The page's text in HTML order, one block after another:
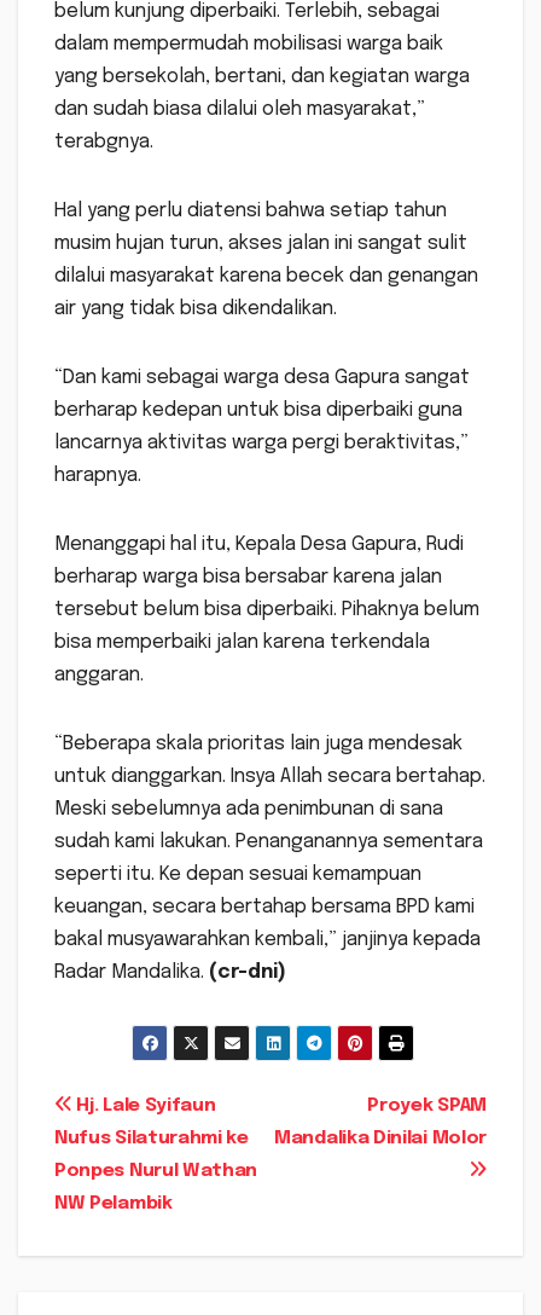
belum kunjung diperbaiki. Terlebih, sebagai
dalam mempermudah mobilisasi warga baik
yang bersekolah, bertani, dan kegiatan warga
dan sudah biasa dilalui oleh masyarakat,”
terabgnya.
Hal yang perlu diatensi bahwa setiap tahun
musim hujan turun, akses jalan ini sangat sulit
dilalui masyarakat karena becek dan genangan
air yang tidak bisa dikendalikan.
“Dan kami sebagai warga desa Gapura sangat
berharap kedepan untuk bisa diperbaiki guna
lancarnya aktivitas warga pergi beraktivitas,”
harapnya.
Menanggapi hal itu, Kepala Desa Gapura, Rudi
berharap warga bisa bersabar karena jalan
tersebut belum bisa diperbaiki. Pihaknya belum
bisa memperbaiki jalan karena terkendala
anggaran.
“Beberapa skala prioritas lain juga mendesak
untuk dianggarkan. Insya Allah secara bertahap.
Meski sebelumnya ada penimbunan di sana
sudah kami lakukan. Penanganannya sementara
seperti itu. Ke depan sesuai kemampuan
keuangan, secara bertahap bersama BPD kami
bakal musyawarahkan kembali,” janjinya kepada
Radar Mandalika. (cr-dni)
Navigasi
pos
Proyek SPAM
Mandalika Dinilai Molor
Hj. Lale Syifaun
Nufus Silaturahmi ke
Ponpes Nurul Wathan
NW Pelambik